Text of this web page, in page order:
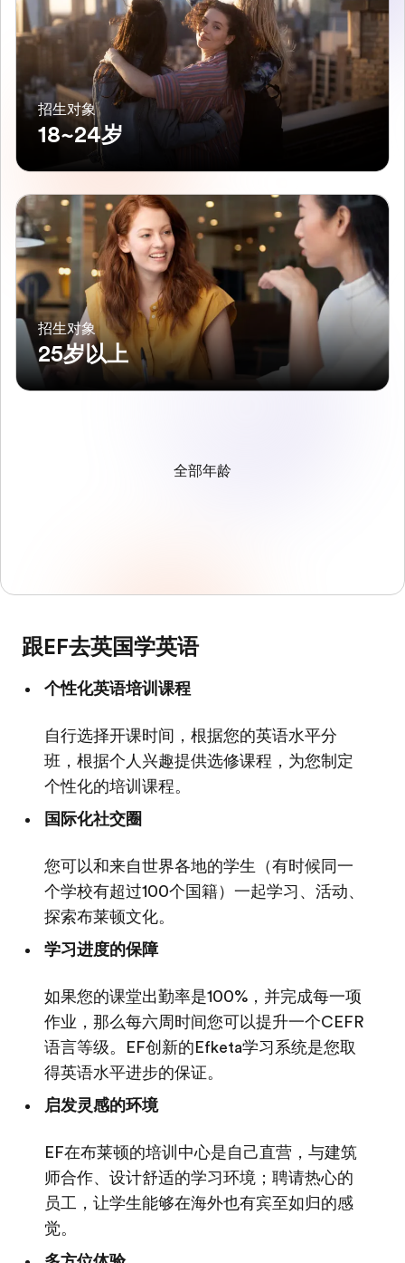
招生对象
18~24岁
招生对象
25岁以上
全部年龄
跟EF去英国学英语
个性化英语培训课程
自行选择开课时间，根据您的英语水平分
班，根据个人兴趣提供选修课程，为您制定
个性化的培训课程。
国际化社交圈
您可以和来自世界各地的学生（有时候同一
个学校有超过100个国籍）一起学习、活动、
探索布莱顿文化。
学习进度的保障
如果您的课堂出勤率是100%，并完成每一项
作业，那么每六周时间您可以提升一个CEFR
语言等级。EF创新的Efketa学习系统是您取
得英语水平进步的保证。
启发灵感的环境
EF在布莱顿的培训中心是自己直营，与建筑
师合作、设计舒适的学习环境；聘请热心的
员工，让学生能够在海外也有宾至如归的感
觉。